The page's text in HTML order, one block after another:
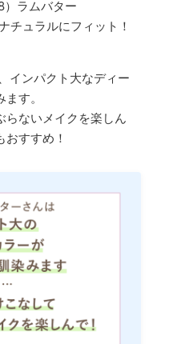
）ラムバター
チュラルにフィット！
インパクト大なディー
す。
らないメイクを楽しん
すすめ！